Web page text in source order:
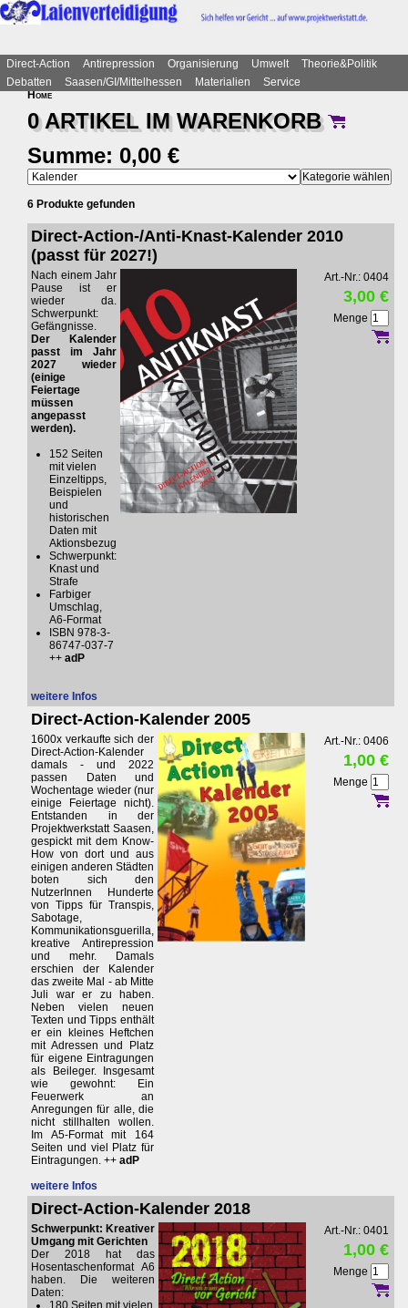
Direct-Action Antirepression Organisierung Umwelt
Theorie&Politik
Debatten
Saasen/GI/Mittelhessen Materialien
Service
Home
0 ARTIKEL IMWARENKORB
Summe: 0,00 €
6 Produkte gefunden
Direct-Action-/Anti-Knast-Kalender 2010
(passt für 2027!)
Nach einem Jahr
Pause ist er
wieder da.
Schwerpunkt:
Gefängnisse.
Der Kalender
passt im Jahr
2027 wieder
(einige
Feiertage
müssen
angepasst
werden).
152 Seiten
mit vielen
Einzeltipps,
Beispielen
und
historischen
Daten mit
Aktionsbezug
Schwerpunkt:
Knast und
Strafe
Farbiger
Umschlag,
A6-Format
ISBN 978-3-
86747-037-7
++ adP
weitere Infos
Art.-Nr.: 0404
3,00 €
Menge
Direct-Action-Kalender 2005
1600x verkaufte sich der
Direct-Action-Kalender
damals - und 2022
passen Daten und
Wochentage wieder (nur
einige Feiertage nicht).
Entstanden in der
Projektwerkstatt Saasen,
gespickt mit dem Know-
How von dort und aus
einigen anderen Städten
boten sich den
NutzerInnen Hunderte
von Tipps für Transpis,
Sabotage,
Kommunikationsguerilla,
kreative Antirepression
und mehr. Damals
erschien der Kalender
das zweite Mal - ab Mitte
Juli war er zu haben.
Neben vielen neuen
Texten und Tipps enthält
er ein kleines Heftchen
mit Adressen und Platz
für eigene Eintragungen
als Beileger. Insgesamt
wie gewohnt: Ein
Feuerwerk an
Anregungen für alle, die
nicht stillhalten wollen.
Im A5-Format mit 164
Seiten und viel Platz für
Eintragungen. ++ adP
weitere Infos
Art.-Nr.: 0406
1,00 €
Menge
Direct-Action-Kalender 2018
Schwerpunkt: Kreativer
Umgang mit Gerichten
Der 2018 hat das
Hosentaschenformat A6
haben. Die weiteren
Daten:
180 Seiten mit vielen
Art.-Nr.: 0401
1,00 €
Menge